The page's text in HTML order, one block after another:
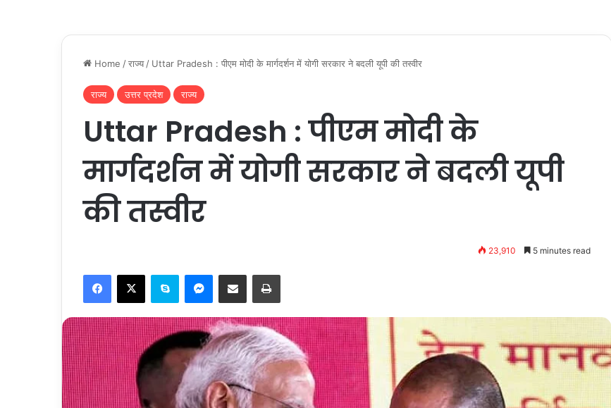
Home /राज्य / Uttar Pradesh : पीएम मोदी के मार्गदर्शन में योगी सरकार ने बदली यूपी की तस्वीर
राज्य उत्तर प्रदेश राज्य
Uttar Pradesh : पीएम मोदी के
मार्गदर्शन में योगी सरकार ने बदली यूपी
की तस्वीर
23,910 5 minutes read
Facebook
X Skype Messenger
Share via Email Print